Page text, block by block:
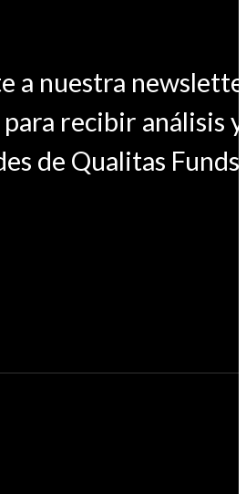
a nuestra
recibir análisis y
de Qualitas Funds